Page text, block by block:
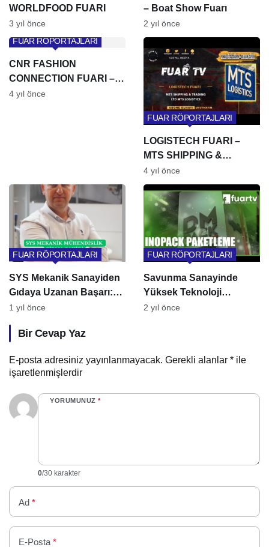
WORLDFOOD FUARI
3 yıl önce
– Boat Show Fuarı
2 yıl önce
CNR FASHION
CONNECTION FUARI –
DANS ABİYE
FUAR RÖPORTAJLARI
4 yıl önce
LOGISTECH FUARI –
MTS SHIPPING &
TRADING LTD MTS
LOGISTICS
FUAR RÖPORTAJLARI
4 yıl önce
SYS Mekanik Sanayiden
Gıdaya Uzanan Başarı:
Kaliteyle Yol Alan Bir
FUAR RÖPORTAJLARI
1 yıl önce
Savunma Sanayinde
Yüksek Teknoloji
Çözümleri: Tri Metoroloji
FUAR RÖPORTAJLARI
2 yıl önce
Bir Cevap Yaz
E-posta adresiniz yayınlanmayacak. Gerekli alanlar * ile
işaretlenmişlerdir
YORUMUNUZ *
0/30 karakter
Ad *
E-Posta *